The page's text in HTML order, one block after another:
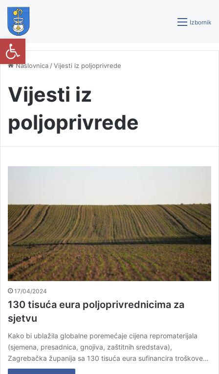
Izbornik
Naslovnica /Vijesti iz poljoprivrede
Vijesti iz
poljoprivrede
17/04/2024
130 tisuća eura poljoprivrednicima za
sjetvu
Kako bi ublažila globalne poremećaje cijena repromaterijala
(sjemena, presadnica, gnojiva, zaštitnih sredstava),
Zagrebačka županija sa 130 tisuća eura sufinancira troškove…
Open toolbar